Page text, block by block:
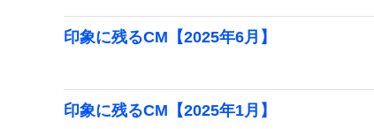
印象に残るCM【2025年6月】
印象に残るCM【2025年1月】